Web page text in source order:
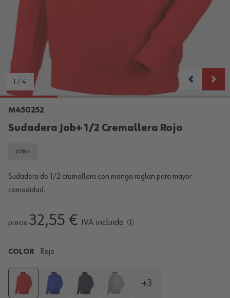
1 / 4
M450252
Sudadera Job+ 1/2 Cremallera Rojo
JOB+
Sudadera de 1/2 cremallera con manga raglan para mayor
comodidad.
precio 32,55 € IVA incluido
COLOR Rojo
+3